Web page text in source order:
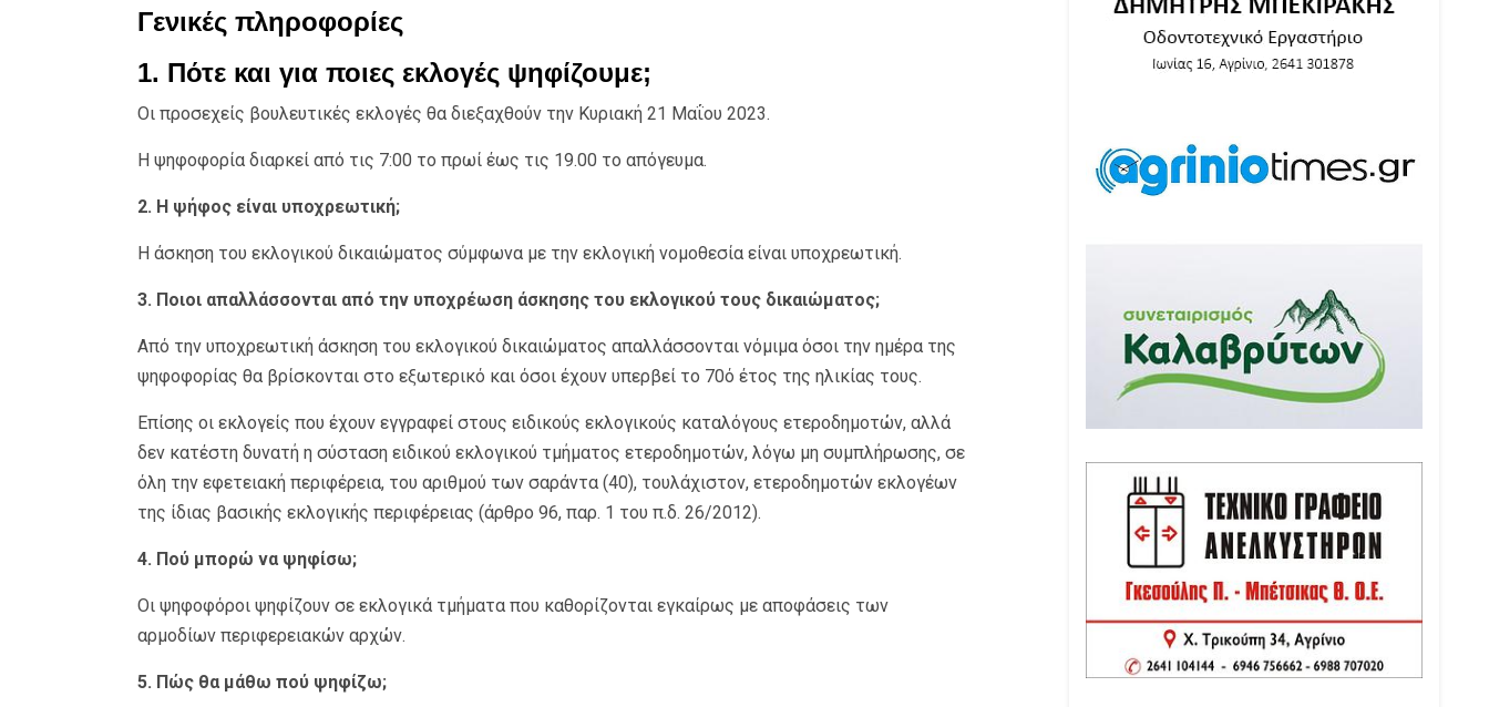
Γενικές πληροφορίες
1. Πότε και για ποιες εκλογές ψηφίζουμε;
Οι προσεχείς βουλευτικές εκλογές θα διεξαχθούν την Κυριακή 21 Μαΐου 2023.
Η ψηφοφορία διαρκεί από τις 7:00 το πρωί έως τις 19.00 το απόγευμα.
2. Η ψήφος είναι υποχρεωτική;
Η άσκηση του εκλογικού δικαιώματος σύμφωνα με την εκλογική νομοθεσία είναι υποχρεωτική.
3. Ποιοι απαλλάσσονται από την υποχρέωση άσκησης του εκλογικού τους δικαιώματος;
Από την υποχρεωτική άσκηση του εκλογικού δικαιώματος απαλλάσσονται νόμιμα όσοι την ημέρα της
ψηφοφορίας θα βρίσκονται στο εξωτερικό και όσοι έχουν υπερβεί το 70ό έτος της ηλικίας τους.
Επίσης οι εκλογείς που έχουν εγγραφεί στους ειδικούς εκλογικούς καταλόγους ετεροδημοτών, αλλά
δεν κατέστη δυνατή η σύσταση ειδικού εκλογικού τμήματος ετεροδημοτών, λόγω μη συμπλήρωσης, σε
όλη την εφετειακή περιφέρεια, του αριθμού των σαράντα (40), τουλάχιστον, ετεροδημοτών εκλογέων
της ίδιας βασικής εκλογικής περιφέρειας (άρθρο 96, παρ. 1 του π.δ. 26/2012).
4. Πού μπορώ να ψηφίσω;
Οι ψηφοφόροι ψηφίζουν σε εκλογικά τμήματα που καθορίζονται εγκαίρως με αποφάσεις των
αρμοδίων περιφερειακών αρχών.
5. Πώς θα μάθω πού ψηφίζω;